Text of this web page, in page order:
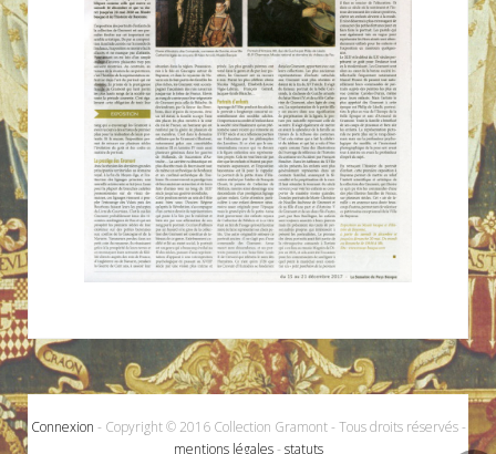
Connexion - Copyright © 2016 Collection Gramont - Tous droits réservés -
mentions légales- statuts